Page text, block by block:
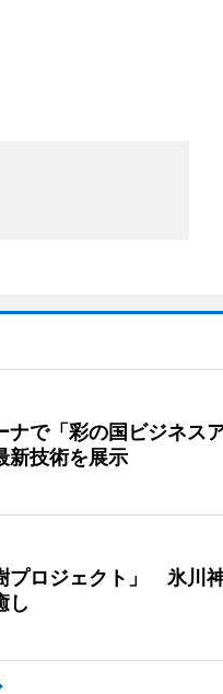
ナで「彩の国ビジネス
技術を展示
プロジェクト」 氷川
し